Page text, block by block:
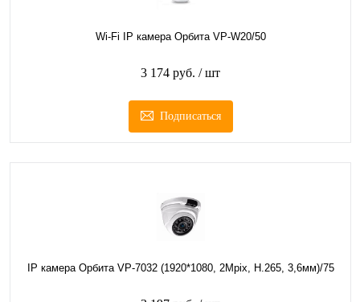
Wi-Fi IP камера Орбита VP-W20/50
3 174 руб. / шт
Подписаться
IP камера Орбита VP-7032 (1920*1080, 2Mpix, H.265, 3,6мм)/75